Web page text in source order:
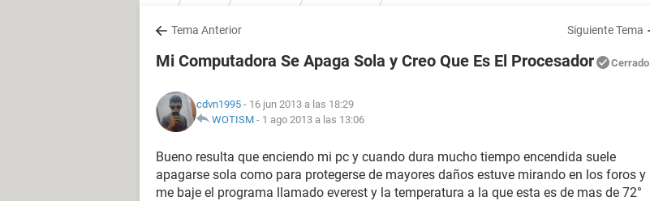
Tema Anterior Siguiente Tema
Mi Computadora Se Apaga Sola y Creo Que Es El Procesador Cerrado
cdvn1995 - 16 jun 2013 a las 18:29
WOTISM - 1 ago 2013 a las 13:06
Bueno resulta que enciendo mi pc y cuando dura mucho tiempo encendida suele
apagarse sola como para protegerse de mayores daños estuve mirando en los foros y
me baje el programa llamado everest y la temperatura a la que esta es de mas de 72°